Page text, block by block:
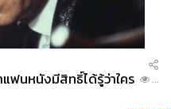
ฟนหนังมีสิทธิ์ได้รู้ว่าใคร
...